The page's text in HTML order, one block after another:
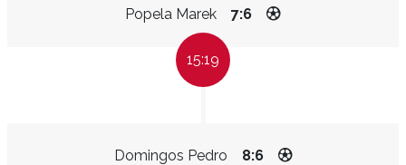
Popela Marek 7:6
15:19
Domingos Pedro 8:6